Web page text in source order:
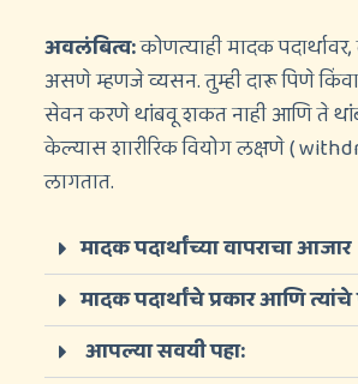
अवलंबित्व:कोणत्याही मादक
असणे म्हणजे व्यसन. तुम्ही दारू पिणे
सेवन करणे थांबवू शकत नाही आणि ते
केल्यास शारीरिक वियोग लक्षणे (
लागतात.
मादक पदार्थांच्या वापराचा आजार
मादक पदार्थांचे प्रकार आणि त्यांचे
आपल्या सवयी पहा: